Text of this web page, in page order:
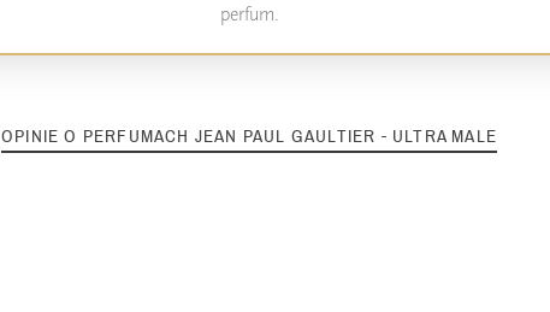
perfum.
OPINIE O PERFUMACH JEAN PAUL GAULTIER - ULTRA MALE